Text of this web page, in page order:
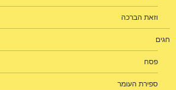
וזאת הברכה
חגים
פסח
ספירת העומר